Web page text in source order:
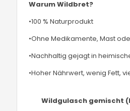
Warum Wildbret?
•100 % Naturprodukt
•Ohne Medikamente, Mast
•Nachhaltig gejagt in
•Hoher Nährwert, wenig Fett,
Wildgulasch gemischt